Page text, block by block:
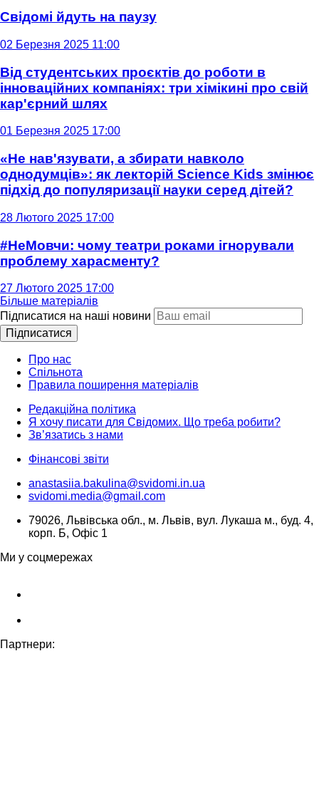
Свідомі йдуть на паузу
02 Березня 2025 11:00
Від студентських проєктів до роботи в
інноваційних компаніях: три хімікині про свій
кар'єрний шлях
01 Березня 2025 17:00
«Не нав'язувати, а збирати навколо
однодумців»: як лекторій Science Kids змінює
підхід до популяризації науки серед дітей?
28 Лютого 2025 17:00
#НеМовчи: чому театри роками ігнорували
проблему харасменту?
27 Лютого 2025 17:00
Більше матеріалів
Підписатися на наші новини
Підписатися
Про нас
Спільнота
Правила поширення матеріалів
Редакційна політика
Я хочу писати для Свідомих. Що треба робити?
Зв’язатись з нами
Фінансові звіти
anastasiia.bakulina@svidomi.in.ua
svidomi.media@gmail.com
79026, Львівська обл., м. Львів, вул. Лукаша м., буд. 4,
корп. Б, Офіс 1
Ми у соцмережах
Партнери: